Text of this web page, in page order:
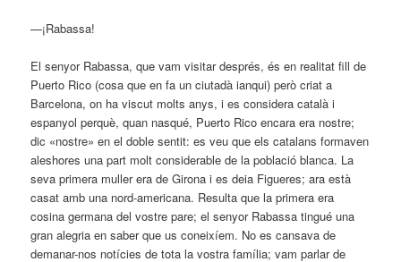
—¡Rabassa!
El senyor Rabassa, que vam visitar després, és en realitat fill de
Puerto Rico (cosa que en fa un ciutadà ianqui) però criat a
Barcelona, on ha viscut molts anys, i es considera català i
espanyol perquè, quan nasqué, Puerto Rico encara era nostre;
dic «nostre» en el doble sentit: es veu que els catalans formaven
aleshores una part molt considerable de la població blanca. La
seva primera muller era de Girona i es deia Figueres; ara està
casat amb una nord-americana. Resulta que la primera era
cosina germana del vostre pare; el senyor Rabassa tingué una
gran alegria en saber que us coneixíem. No es cansava de
demanar-nos notícies de tota la vostra família; vam parlar de